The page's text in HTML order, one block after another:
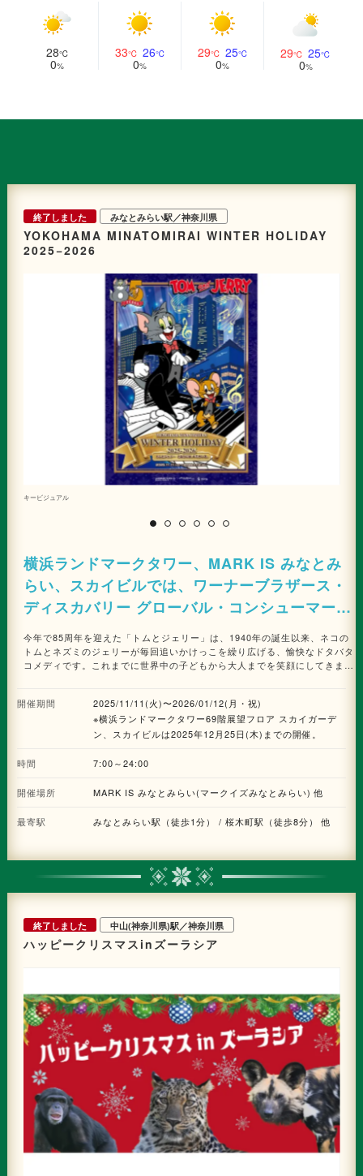
28
0
33 26
0
29 25
0
29 25
0
終了しました みなとみらい駅／神奈川県
YOKOHAMA MINATOMIRAI WINTER HOLIDAY
2025−2026
キービジュアル
横浜ランドマークタワー、MARK IS みなとみ
らい、スカイビルでは、ワーナーブラザース・
ディスカバリー グローバル・コンシューマープ
ロダクツとのパートナーシップのもと、今年85
周年を迎えた「トムとジェリー」とともに、ク
リスマスからニューイヤーシーズンを盛り上げ
るホリデーイベント「YOKOHAMA
MINATOMIRAI WINTER HOLIDAY
2025−2026 -トムとジェリー となりには、キ
ミがいる。-」が開催されます。
今年で85周年を迎えた「トムとジェリー」は、1940年の誕生以来、ネコの
トムとネズミのジェリーが毎回追いかけっこを繰り広げる、愉快なドタバタ
コメディです。これまでに世界中の子どもから大人までを笑顔にしてきまし
IS みなとみらい、スカイビルを舞台に、煌びやかで、楽しく愉快、そして
笑顔になれるウィンターホリデーを届けます。 ランドマークプラザ 1階 サ
カタのタネ ガーデンスクエアに登場するのは、「Tom and Jerry MUSIC
によるホリデーミュージックが奏でられ、空間全体を包みます。MARK IS
ゼントボックスから成る巨大なバルーンオブジェ「Tom and Jerry
ジェリーが仲間たちとクリスマスケーキを準備するワンシーンをイメージし
た大きなホールケーキ風のツリー「Tom and Jerry CHRISTMAS PARTY」
ーデンでは、「トムとジェリー」の85年にわたる歴史を、世界観を培ってき
たサウンドミュージック、キャラクター、USA文化、ストーリー、クラシッ
クコメディーの5つの要素を通して振り返ることが出来る特別展示が実施さ
れます。85周年を記念したプレミアムフォトスポットや、スケッチの複製原
中には、人気商品や限定商品を販売する期間限定POP UP STOREのオープ
ンや、各対象施設の一部店舗ではコラボレーションアイテムや限定フードの
販売も今後予定されています。 笑顔あふれる冬のひとときを、トムとジェ
トムの得意なピアノ演奏による音楽が空間を彩る、煌びやかなメインツリー
ランドマークプラザ 1階 サカタのタネ ガーデンスクエアに登場するのは、
「Tom and Jerry MUSIC TREE」。ツリーを支える巨大なピアノからは、
トムの得意なピアノ演奏によるホリデーミュージックが奏でられ、空間全体
を包みます。煌びやかなツリーと共に、ホリデーシーズンを祝う音楽の世界
も楽しめます。 【場 所】ランドマークプラザ 1階「サカタのタネ ガーデン
スクエア」 ※12月26日(金)より装飾が変わります。 ■MARK IS みなとみら
い「Tom and Jerry CHEESE GIFT」 巨大なチーズのプレゼントが登場?!
たくさんのホリデーギフトが大集合したオブジェ MARK IS みなとみらい 1
階 グランドガレリアには、ホリデーギフトが大集合した、高さ約3.5mの巨
大バルーンオブジェ「Tom and Jerry CHEESE GIFT」が登場します。ジ
ェリーの大好物である巨大なチーズと、風船のように大きく膨らんだトムと
開催期間
2025/11/11(火)〜2026/01/12(月・祝)
※横浜ランドマークタワー69階展望フロア スカイガーデ
ン、スカイビルは2025年12月25日(木)までの開催。
時間 7:00～24:00
開催場所 MARK IS みなとみらい(マークイズみなとみらい) 他
最寄駅 みなとみらい駅（徒歩1分） / 桜木町駅（徒歩8分） 他
終了しました 中山(神奈川県)駅／神奈川県
ハッピークリスマスinズーラシア